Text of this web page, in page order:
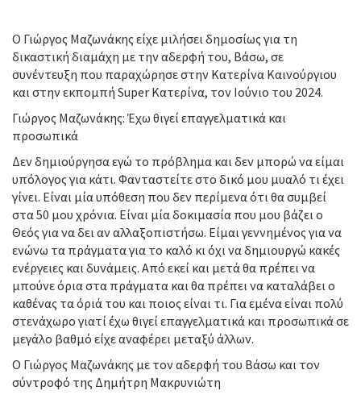
Ο Γιώργος Μαζωνάκης είχε μιλήσει δημοσίως για τη
δικαστική διαμάχη με την αδερφή του, Βάσω, σε
συνέντευξη που παραχώρησε στην Κατερίνα Καινούργιου
και στην εκπομπή Super Kατερίνα, τον Ιούνιο του 2024.
Γιώργος Μαζωνάκης: Έχω θιγεί επαγγελματικά και
προσωπικά
Δεν δημιούργησα εγώ το πρόβλημα και δεν μπορώ να είμαι
υπόλογος για κάτι. Φανταστείτε στο δικό μου μυαλό τι έχει
γίνει. Είναι μία υπόθεση που δεν περίμενα ότι θα συμβεί
στα 50 μου χρόνια. Είναι μία δοκιμασία που μου βάζει ο
Θεός για να δει αν αλλαξοπιστήσω. Είμαι γεννημένος για να
ενώνω τα πράγματα για το καλό κι όχι να δημιουργώ κακές
ενέργειες και δυνάμεις. Από εκεί και μετά θα πρέπει να
μπούνε όρια στα πράγματα και θα πρέπει να καταλάβει ο
καθένας τα όριά του και ποιος είναι τι. Για εμένα είναι πολύ
στενάχωρο γιατί έχω θιγεί επαγγελματικά και προσωπικά σε
μεγάλο βαθμό είχε αναφέρει μεταξύ άλλων.
Ο Γιώργος Μαζωνάκης με τον αδερφή του Βάσω και τον
σύντροφό της Δημήτρη Μακρυνιώτη